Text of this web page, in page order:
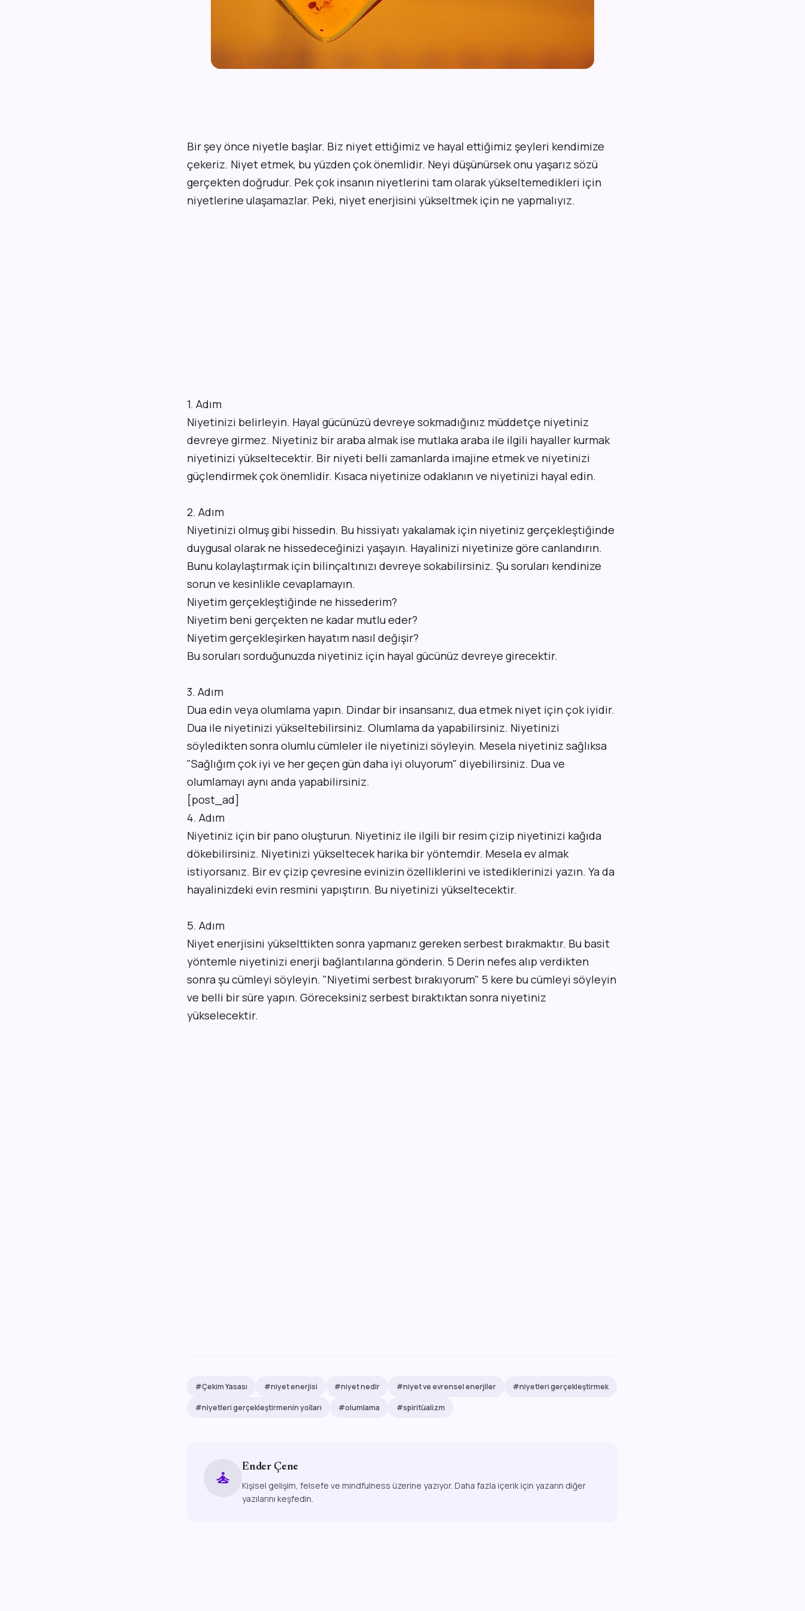
Bir şey önce niyetle başlar. Biz niyet ettiğimiz ve hayal ettiğimiz şeyleri kendimize
çekeriz. Niyet etmek, bu yüzden çok önemlidir. Neyi düşünürsek onu yaşarız sözü
gerçekten doğrudur. Pek çok insanın niyetlerini tam olarak yükseltemedikleri için
niyetlerine ulaşamazlar. Peki, niyet enerjisini yükseltmek için ne yapmalıyız.
1. Adım
Niyetinizi belirleyin. Hayal gücünüzü devreye sokmadığınız müddetçe niyetiniz
devreye girmez. Niyetiniz bir araba almak ise mutlaka araba ile ilgili hayaller kurmak
niyetinizi yükseltecektir. Bir niyeti belli zamanlarda imajine etmek ve niyetinizi
güçlendirmek çok önemlidir. Kısaca niyetinize odaklanın ve niyetinizi hayal edin.
2. Adım
Niyetinizi olmuş gibi hissedin. Bu hissiyatı yakalamak için niyetiniz gerçekleştiğinde
duygusal olarak ne hissedeceğinizi yaşayın. Hayalinizi niyetinize göre canlandırın.
Bunu kolaylaştırmak için bilinçaltınızı devreye sokabilirsiniz. Şu soruları kendinize
sorun ve kesinlikle cevaplamayın.
Niyetim gerçekleştiğinde ne hissederim?
Niyetim beni gerçekten ne kadar mutlu eder?
Niyetim gerçekleşirken hayatım nasıl değişir?
Bu soruları sorduğunuzda niyetiniz için hayal gücünüz devreye girecektir.
3. Adım
Dua edin veya olumlama yapın. Dindar bir insansanız, dua etmek niyet için çok iyidir.
Dua ile niyetinizi yükseltebilirsiniz. Olumlama da yapabilirsiniz. Niyetinizi
söyledikten sonra olumlu cümleler ile niyetinizi söyleyin. Mesela niyetiniz sağlıksa
"Sağlığım çok iyi ve her geçen gün daha iyi oluyorum" diyebilirsiniz. Dua ve
olumlamayı aynı anda yapabilirsiniz.
[post_ad]
4. Adım
Niyetiniz için bir pano oluşturun. Niyetiniz ile ilgili bir resim çizip niyetinizi kağıda
dökebilirsiniz. Niyetinizi yükseltecek harika bir yöntemdir. Mesela ev almak
istiyorsanız. Bir ev çizip çevresine evinizin özelliklerini ve istediklerinizi yazın. Ya da
hayalinizdeki evin resmini yapıştırın. Bu niyetinizi yükseltecektir.
5. Adım
Niyet enerjisini yükselttikten sonra yapmanız gereken serbest bırakmaktır. Bu basit
yöntemle niyetinizi enerji bağlantılarına gönderin. 5 Derin nefes alıp verdikten
sonra şu cümleyi söyleyin. "Niyetimi serbest bırakıyorum" 5 kere bu cümleyi söyleyin
ve belli bir süre yapın. Göreceksiniz serbest bıraktıktan sonra niyetiniz
yükselecektir.
#Çekim Yasası #niyet enerjisi #niyet nedir #niyet ve evrensel enerjiler #niyetleri gerçekleştirmek
#niyetleri gerçekleştirmenin yolları #olumlama #spiritüalizm
self_improvement
Ender Çene
Kişisel gelişim, felsefe ve mindfulness üzerine yazıyor. Daha fazla içerik için yazarın diğer
yazılarını keşfedin.